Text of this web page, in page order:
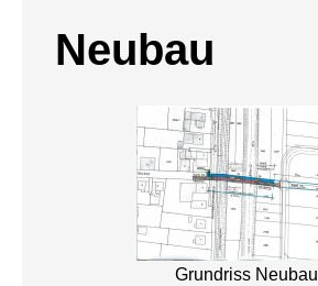
Neubau
Grundriss Neubau